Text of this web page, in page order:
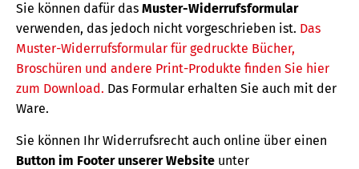
Sie können dafür das Muster-Widerrufsformular
verwenden, das jedoch nicht vorgeschrieben ist. Das
Muster-Widerrufsformular für gedruckte Bücher,
Broschüren und andere Print-Produkte finden Sie hier
zum Download. Das Formular erhalten Sie auch mit der
Ware.
Sie können Ihr Widerrufsrecht auch online über einen
Button im Footer unserer Website unter